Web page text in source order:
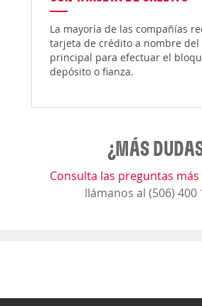
La mayoría de las compañías
tarjeta de crédito a nombre
principal para efectuar el
depósito o fianza.
¿MÁS
Consulta las preguntas
llámanos al (506) 400